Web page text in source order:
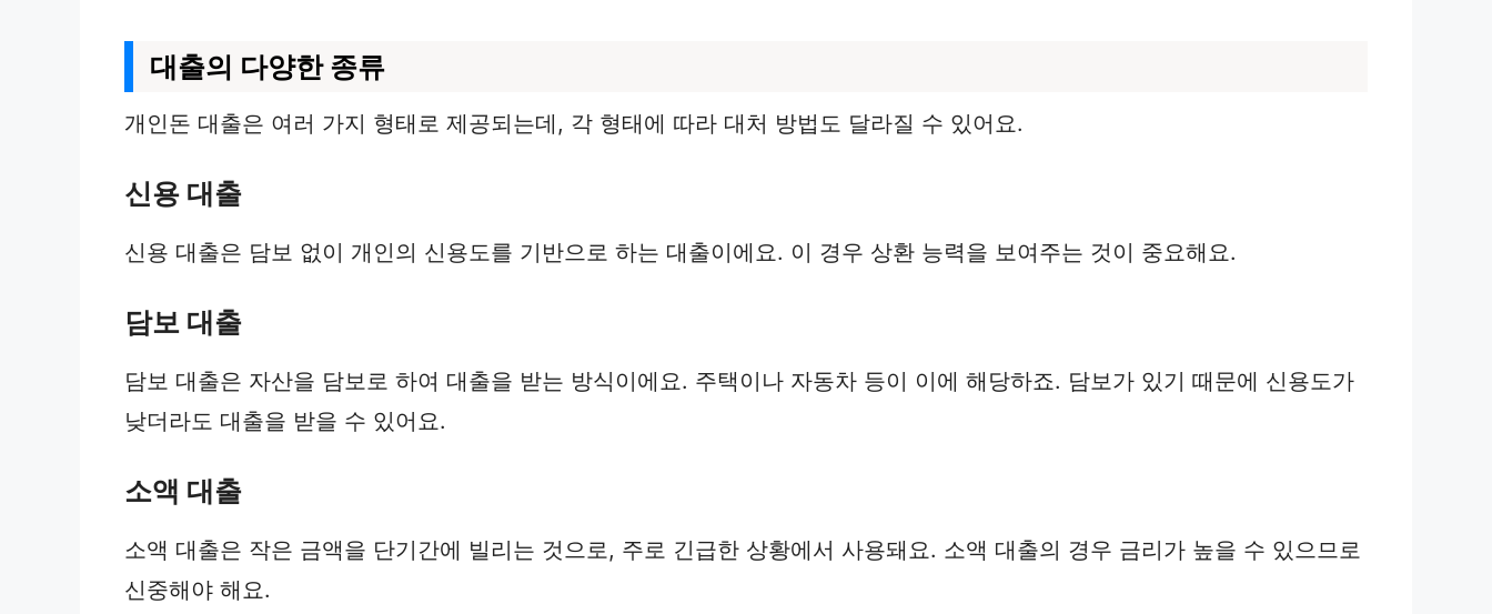
대출의 다양한 종류
개인돈 대출은 여러 가지 형태로 제공되는데, 각 형태에 따라 대처 방법도 달라질 수 있어요.
신용 대출
신용 대출은 담보 없이 개인의 신용도를 기반으로 하는 대출이에요. 이 경우 상환 능력을 보여주는 것이 중요해요.
담보 대출
담보 대출은 자산을 담보로 하여 대출을 받는 방식이에요. 주택이나 자동차 등이 이에 해당하죠. 담보가 있기 때문에 신용도가
낮더라도 대출을 받을 수 있어요.
소액 대출
소액 대출은 작은 금액을 단기간에 빌리는 것으로, 주로 긴급한 상황에서 사용돼요. 소액 대출의 경우 금리가 높을 수 있으므로
신중해야 해요.